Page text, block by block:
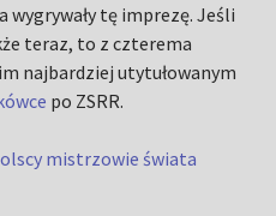
wygrywały tę imprezę. Jeśli
teraz, to z czterema
najbardziej utytułowanym
po ZSRR.
mistrzowie świata